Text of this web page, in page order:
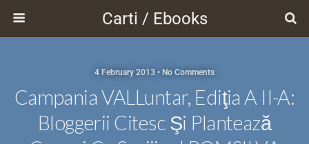
Carti / Ebooks
4 February 2013 • No Comments
Campania VALLuntar, Ediţia A II-A:
Bloggerii Citesc Şi Plantează